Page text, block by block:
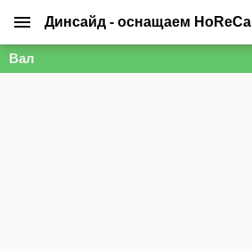
Динсайд - оснащаем HoReCa
Вал